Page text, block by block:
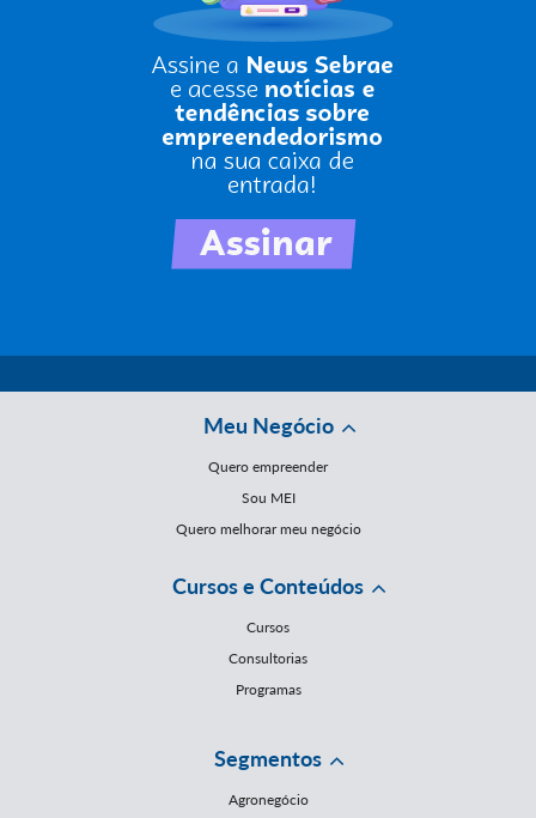
Meu Negócio
Quero empreender
Sou MEI
Quero melhorar meu negócio
Cursos e Conteúdos
Cursos
Consultorias
Programas
Segmentos
Agronegócio